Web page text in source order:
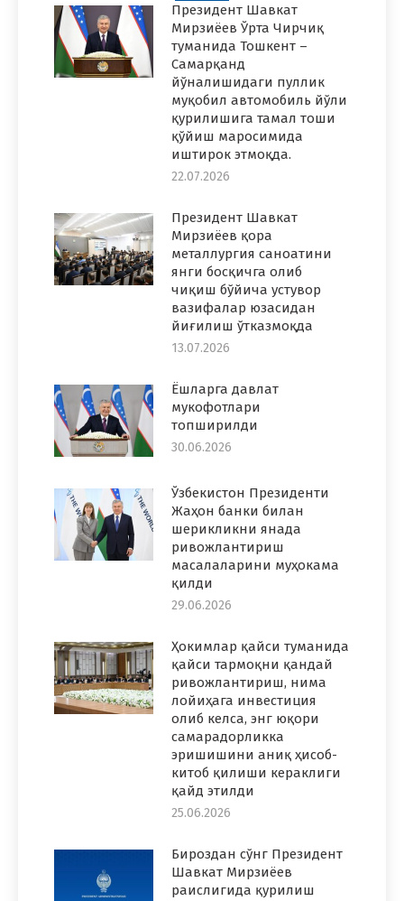
Президент Шавкат
Мирзиёев Ўрта Чирчиқ
туманида Тошкент –
Самарқанд
йўналишидаги пуллик
муқобил автомобиль йўли
қурилишига тамал тоши
қўйиш маросимида
иштирок этмоқда.
22.07.2026
Президент Шавкат
Мирзиёев қора
металлургия саноатини
янги босқичга олиб
чиқиш бўйича устувор
вазифалар юзасидан
йиғилиш ўтказмоқда
13.07.2026
Ёшларга давлат
мукофотлари
топширилди
30.06.2026
Ўзбекистон Президенти
Жаҳон банки билан
шерикликни янада
ривожлантириш
масалаларини муҳокама
қилди
29.06.2026
Ҳокимлар қайси туманида
қайси тармоқни қандай
ривожлантириш, нима
лойиҳага инвестиция
олиб келса, энг юқори
самарадорликка
эришишини аниқ ҳисоб-
китоб қилиши кераклиги
қайд этилди
25.06.2026
Бироздан сўнг Президент
Шавкат Мирзиёев
раислигида қурилиш